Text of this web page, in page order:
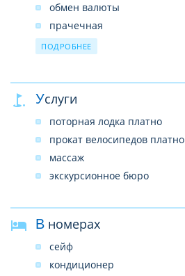
обмен валюты
прачечная
парковка
ресторан
камера хранения багажа
ПОДРОБНЕЕ
Услуги
поторная лодка платно
прокат велосипедов платно
массаж
экскурсионное бюро
В номерах
сейф
кондиционер